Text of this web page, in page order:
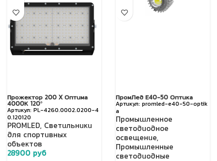
Прожектор 200 X Оптима
4000К 120°
PL-4260.0002.0200-4
0.120120
PROMLED, Светильники
для спортивных
объектов
28900 руб
ПромЛед Е40-50 Оптика
promled-e40-50-optik
a
Промышленное
светодиодное
освещение,
Промышленные
светодиодные